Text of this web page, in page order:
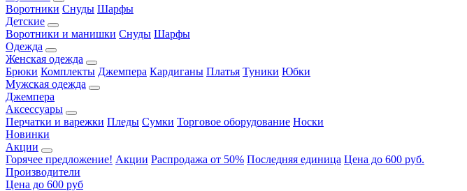
Воротники Снуды Шарфы
Детские
Воротники и манишки Снуды Шарфы
Одежда
Женская одежда
Брюки Комплекты Джемпера Кардиганы Платья Туники Юбки
Мужская одежда
Джемпера
Аксессуары
Перчатки и варежки Пледы Сумки Торговое оборудование Носки
Новинки
Акции
Горячее предложение! Акции Распродажа от 50% Последняя единица Цена до 600 руб.
Производители
Цена до 600 руб